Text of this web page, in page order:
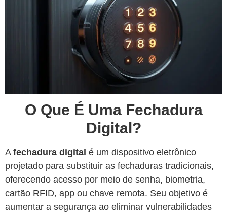
O Que É Uma Fechadura
Digital?
A fechadura digital é um dispositivo eletrônico
projetado para substituir as fechaduras tradicionais,
oferecendo acesso por meio de senha, biometria,
cartão RFID, app ou chave remota. Seu objetivo é
aumentar a segurança ao eliminar vulnerabilidades